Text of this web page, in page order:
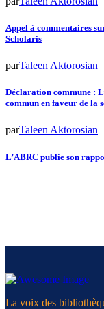
Appel à commentaires
Scholaris
parTaleen Aktorosian
Déclaration commune :
commun en faveur de la
parTaleen Aktorosian
L’ABRC publie son
La voix des